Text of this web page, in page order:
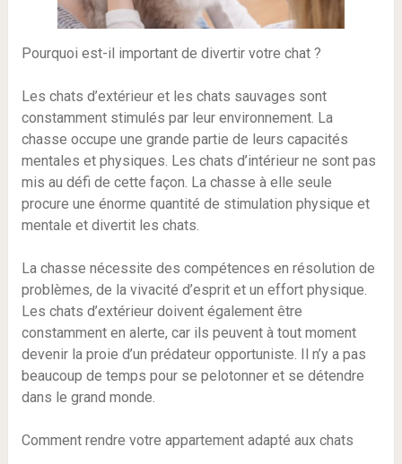
Pourquoi est-il important de divertir votre chat ?
Les chats d’extérieur et les chats sauvages sont
constamment stimulés par leur environnement. La
chasse occupe une grande partie de leurs capacités
mentales et physiques. Les chats d’intérieur ne sont pas
mis au défi de cette façon. La chasse à elle seule
procure une énorme quantité de stimulation physique et
mentale et divertit les chats.
La chasse nécessite des compétences en résolution de
problèmes, de la vivacité d’esprit et un effort physique.
Les chats d’extérieur doivent également être
constamment en alerte, car ils peuvent à tout moment
devenir la proie d’un prédateur opportuniste. Il n’y a pas
beaucoup de temps pour se pelotonner et se détendre
dans le grand monde.
Comment rendre votre appartement adapté aux chats